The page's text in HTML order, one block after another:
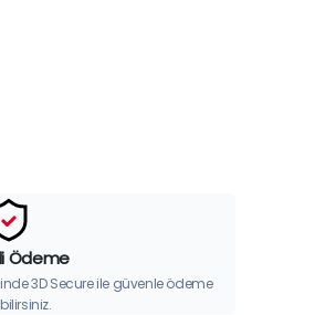
Ödeme
3D Secure ile güvenle ödeme